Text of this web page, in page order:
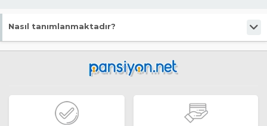
Nasıl tanımlanmaktadır?
Tesis Pansiyon statüsündedir. Öne çıkan özellikleri "Wifi, Dağ
Eteğinde, Beach Bar, İskele, Plaja Yürüme Mesafesi" şeklindedir.